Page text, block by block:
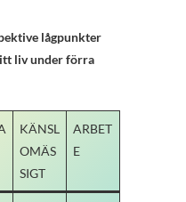
lågpunkter
liv under förra
KÄNSL
OMÄS
SIGT
ARBET
E